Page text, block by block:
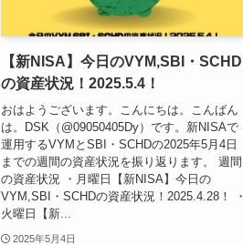
【新NISA】今日のVYM,SBI・SCHD
の資産状況！2025.5.4！
おはようございます。こんにちは。こんばん
は。DSK（@09050405Dy）です。新NISAで
運用するVYMとSBI・SCHDの2025年5月4日
までの週間の資産状況を振り返ります。 週間
の資産状況 ・月曜日【新NISA】今日の
VYM,SBI・SCHDの資産状況！2025.4.28！ ・
火曜日【新...
2025年5月4日